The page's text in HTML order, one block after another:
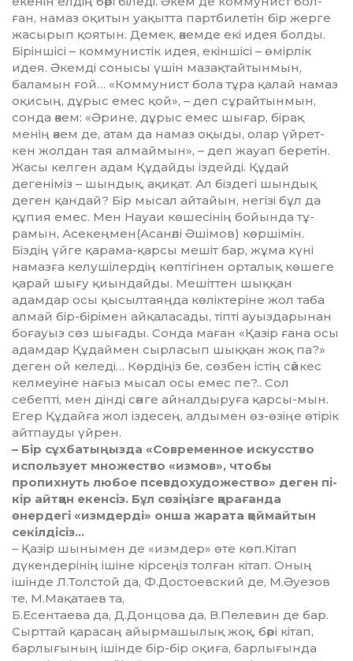
ған, намаз оқитын уақытта парт­билетін бір жерге
жасырып қоя­тын. Демек, әкемде екі идея бол­ды.
Біріншісі – коммунистік идея, екіншісі – өмірлік
идея. Әкем­­ді сонысы үшін мазақтайтын­мын,
баламын ғой… «Коммунист бо­ла тұра қалай намаз
оқисың, дұ­рыс емес қой», – деп сұрайтын­мын,
сонда әкем: «Әрине, дұрыс емес шығар, бірақ
менің әкем де, атам да намаз оқыды, олар үйрет­
кен жолдан тая алмаймын», – деп жауап беретін.
Жасы келген адам Құ­дайды іздейді. Құдай
дегеніміз – шындық, ақиқат. Ал біздегі шын­­­дық
деген қандай? Бір мысал айт­айын, негізі бұл да
құпия емес. Мен Науаи көшесінің бойында тұ­
рамын, Асекеңмен(Асанәлі Әші­м­ов) көршімін.
Біздің үйге қа­­рама-қарсы мешіт бар, жұма күні
намазға келушілердің көп­ті­гі­нен орталық көшеге
қарай шығу қиын­дайды. Мешіттен шыққан
адамдар осы қысылтаяңда көлік­теріне жол таба
алмай бір-бірімен ай­қаласады, тіпті ауыздарынан
бо­ғауыз сөз шығады. Сонда маған «Қа­зір ғана осы
адамдар Құдаймен сырласып шыққан жоқ па?»
деген ой келеді… Көрдіңіз бе, сөзбен іс­­тің сәйкес
келмеуіне нағыз мы­сал осы емес пе?.. Сол
себепті, мен дінді сәнге айналдыруға қарсы-мын.
Егер Құдайға жол іздесең, ал­дымен өз-өзіңе өтірік
айтпауды үйрен.
– Бір сұхбатыңызда «Совре­мен­ное искусство
использует мно­жество «измов», чтобы
пропихнуть лю­бое псевдохудожество» деген пі­
кір айтқан екенсіз. Бұл сөзіңізге қа­рағанда
өнердегі «измдерді» онша жарата қоймайтын
секілдісіз…
– Қазір шынымен де «измдер» өте көп.Кітап
дүкендерінің ішіне кір­сеңіз толған кітап. Оның
ішінде Л.Толстой да, Ф.Достоевский де, М.Әуезов
те, М.Мақатаев та,
Б.Есен­таева да, Д.Донцова да, В.Пе­левин де бар.
Сырттай қара­саң айырмашылық жоқ, бәрі кі­тап,
барлығының ішінде бір-бір оқи­ға, барлығында